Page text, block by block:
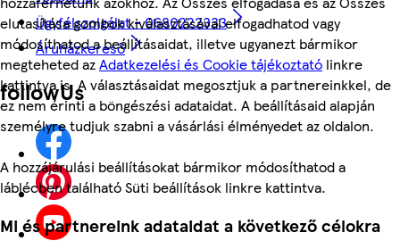
elutasítása gombok kiválasztásával elfogadhatod vagy
módosíthatod a beállításaidat, illetve ugyanezt bármikor
megteheted azAdatkezelési és Cookie tájékoztató linkre
kattintva is. A választásaidat megosztjuk a partnereinkkel, de
ez nem érinti a böngészési adataidat. A beállításaid alapján
személyre tudjuk szabni a vásárlási élményedet az oldalon.
A hozzájárulási beállításokat bármikor módosíthatod a
láblécben található Süti beállítások linkre kattintva.
Mi és partnereink adataidat a következő célokra
Ügyfélszolgálat - 0680222333
Áruházkereső
followUs